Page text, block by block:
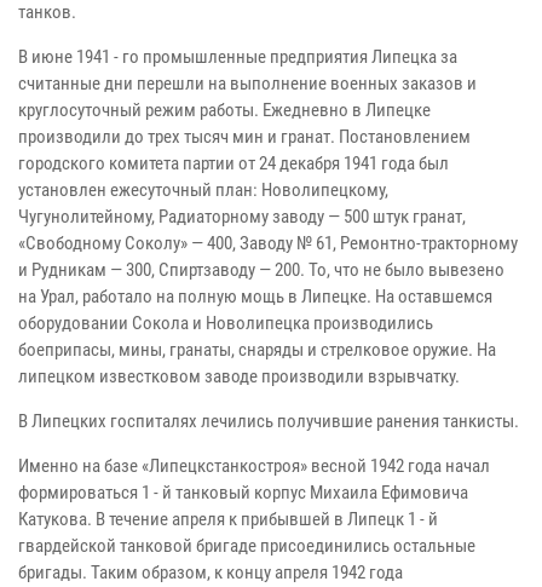
танков.
В июне 1941 - го промышленные предприятия Липецка за
считанные дни перешли на выполнение военных заказов и
круглосуточный режим работы. Ежедневно в Липецке
производили до трех тысяч мин и гранат. Постановлением
городского комитета партии от 24 декабря 1941 года был
установлен ежесуточный план: Новолипецкому,
Чугунолитейному, Радиаторному заводу — 500 штук гранат,
«Свободному Соколу» — 400, Заводу № 61, Ремонтно-тракторному
и Рудникам — 300, Спиртзаводу — 200. То, что не было вывезено
на Урал, работало на полную мощь в Липецке. На оставшемся
оборудовании Сокола и Новолипецка производились
боеприпасы, мины, гранаты, снаряды и стрелковое оружие. На
липецком известковом заводе производили взрывчатку.
В Липецких госпиталях лечились получившие ранения танкисты.
Именно на базе «Липецкстанкостроя» весной 1942 года начал
формироваться 1 - й танковый корпус Михаила Ефимовича
Катукова. В течение апреля к прибывшей в Липецк 1 - й
гвардейской танковой бригаде присоединились остальные
бригады. Таким образом, к концу апреля 1942 года